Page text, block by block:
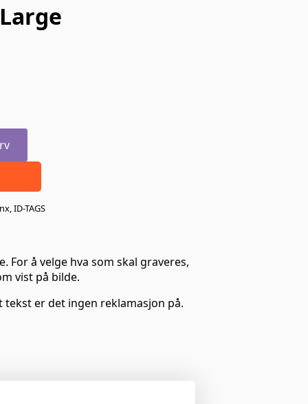
,ID-TAGS
For å velge hva som skal graveres,
vist på bilde.
er det ingen reklamasjon på.